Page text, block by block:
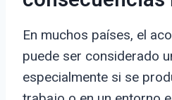
En muchos países, el
puede ser considerado
especialmente si se